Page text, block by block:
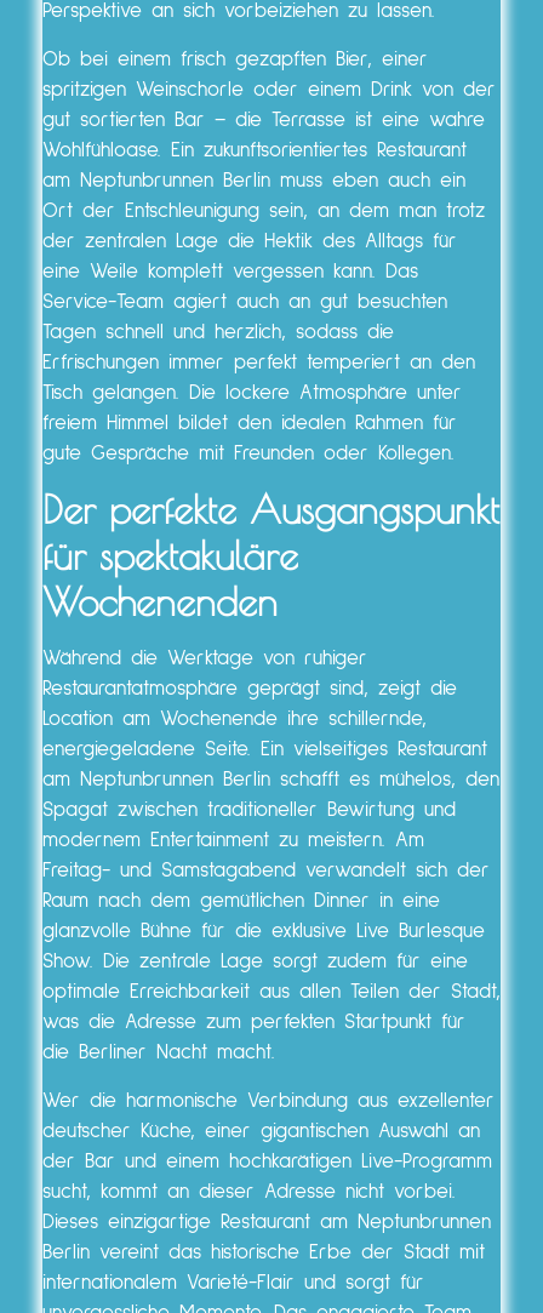
Perspektive an sich vorbeiziehen zu lassen.
Ob bei einem frisch gezapften Bier, einer
spritzigen Weinschorle oder einem Drink von der
gut sortierten Bar – die Terrasse ist eine wahre
Wohlfühloase. Ein zukunftsorientiertes Restaurant
am Neptunbrunnen Berlin muss eben auch ein
Ort der Entschleunigung sein, an dem man trotz
der zentralen Lage die Hektik des Alltags für
eine Weile komplett vergessen kann. Das
Service-Team agiert auch an gut besuchten
Tagen schnell und herzlich, sodass die
Erfrischungen immer perfekt temperiert an den
Tisch gelangen. Die lockere Atmosphäre unter
freiem Himmel bildet den idealen Rahmen für
gute Gespräche mit Freunden oder Kollegen.
Der perfekte Ausgangspunkt
für spektakuläre
Wochenenden
Während die Werktage von ruhiger
Restaurantatmosphäre geprägt sind, zeigt die
Location am Wochenende ihre schillernde,
energiegeladene Seite. Ein vielseitiges Restaurant
am Neptunbrunnen Berlin schafft es mühelos, den
Spagat zwischen traditioneller Bewirtung und
modernem Entertainment zu meistern. Am
Freitag- und Samstagabend verwandelt sich der
Raum nach dem gemütlichen Dinner in eine
glanzvolle Bühne für die exklusive Live Burlesque
Show. Die zentrale Lage sorgt zudem für eine
optimale Erreichbarkeit aus allen Teilen der Stadt,
was die Adresse zum perfekten Startpunkt für
die Berliner Nacht macht.
Wer die harmonische Verbindung aus exzellenter
deutscher Küche, einer gigantischen Auswahl an
der Bar und einem hochkarätigen Live-Programm
sucht, kommt an dieser Adresse nicht vorbei.
Dieses einzigartige Restaurant am Neptunbrunnen
Berlin vereint das historische Erbe der Stadt mit
internationalem Varieté-Flair und sorgt für